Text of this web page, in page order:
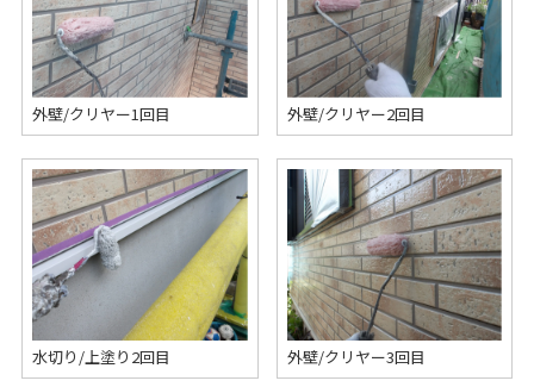
外壁/クリヤー1回目 外壁/クリヤー2回目
水切り/上塗り2回目 外壁/クリヤー3回目